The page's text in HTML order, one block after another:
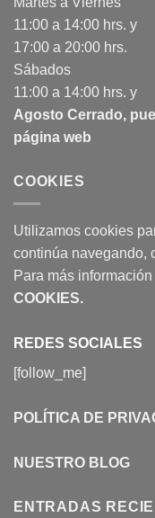
11:00 a 14:00 hrs. y
17:00 a 20:00 hrs.
Sábados
11:00 a 14:00 hrs. y
Agosto Cerrado,
página web
COOKIES
Utilizamos cookies
continúa navegando,
Para más
COOKIES.
REDES SOCIALES
[follow_me]
POLÍTICA DE
NUESTRO BLOG
ENTRADAS